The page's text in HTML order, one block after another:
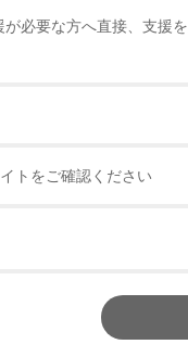
必要な方へ直接、支援
トをご確認ください